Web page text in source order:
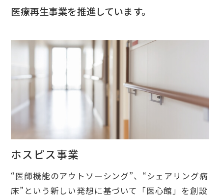
医療再生事業を推進しています。
ホスピス事業
“医師機能のアウトソーシング”、“シェアリング病
床”という新しい発想に基づいて「医心館」を創設